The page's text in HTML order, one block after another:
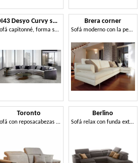
DI43 Desyo Curvy sofá
Sofá capitonné, forma semicircular
Brera corner
Sofá moderno con la península, pies cromados, para sala de estar
Toronto
Sofá con reposacabezas ajustable
Berlino
Sofá relax con funda extraíble